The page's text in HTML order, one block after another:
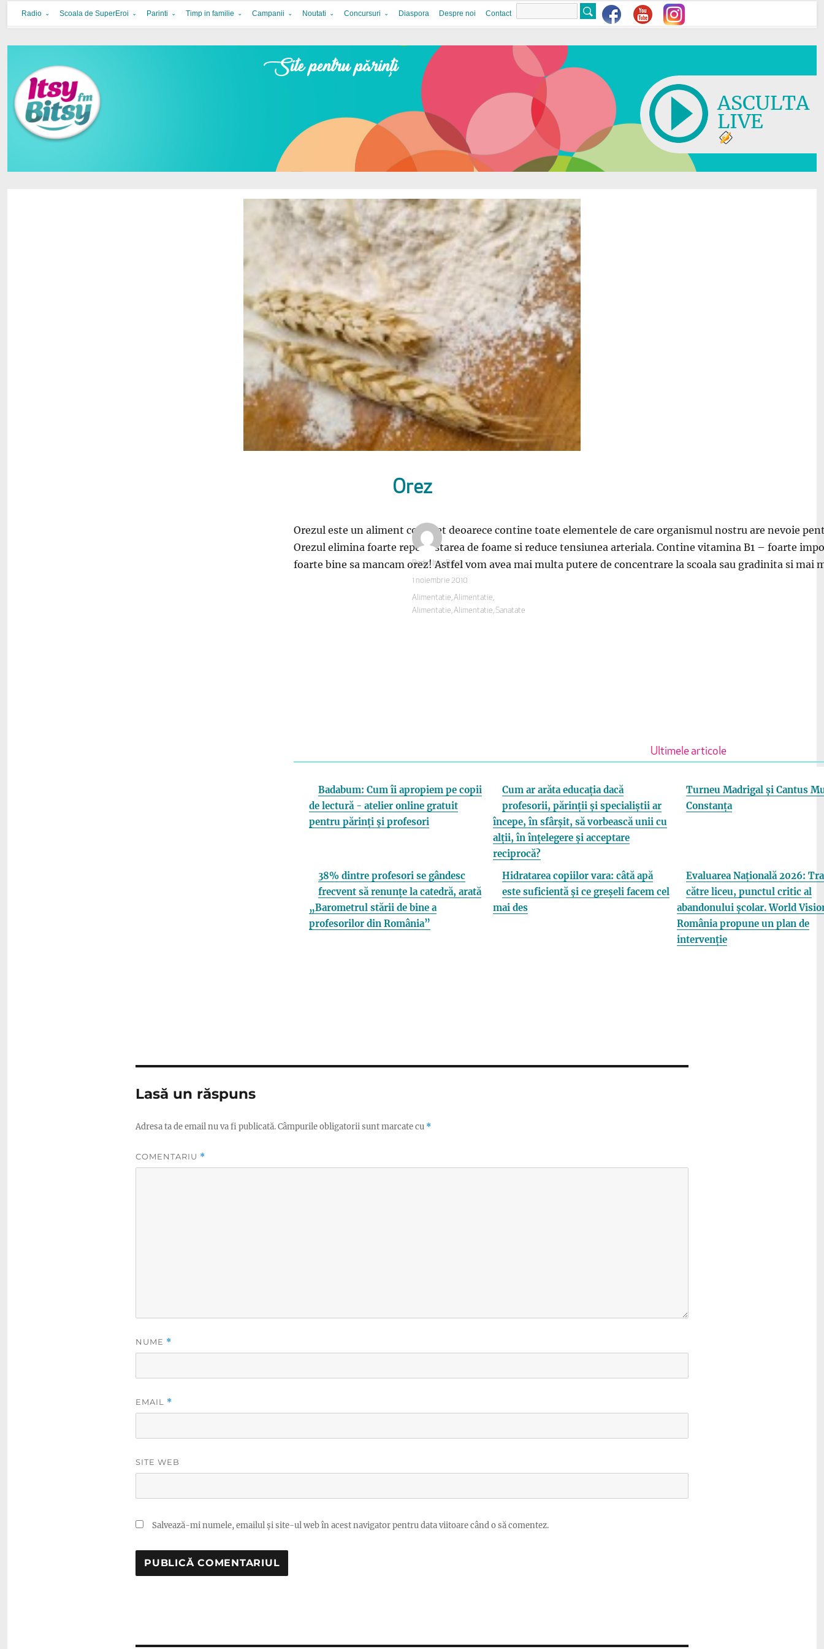
Itsy Bitsy
bucurie in familie
Radio Scoala de SuperEroi Parinti Timp in familie Campanii Noutati Concursuri Diaspora Despre noi Contact
ASCULTA
LIVE
Orez
Orezul este un aliment complet deoarece contine toate elementele de care organismul nostru are nevoie
Orezul elimina foarte repede starea de foame si reduce tensiunea arteriala. Contine vitamina B1 – foarte
foarte bine sa mancam orez! Astfel vom avea mai multa putere de concentrare la scoala sau gradinita si mai
Ultimele articole
Badabum: Cum îi apropiem pe copii
de lectură - atelier online gratuit
pentru părinți și profesori
Cum ar arăta educația dacă
profesorii, părinții și specialiștii ar
începe, în sfârșit, să vorbească unii cu
alții, în înțelegere și acceptare
reciprocă?
Turneu Madrigal și Cantus
Constanța
38% dintre profesori se gândesc
frecvent să renunțe la catedră, arată
„Barometrul stării de bine a
profesorilor din România”
Hidratarea copiilor vara: câtă apă
este suficientă și ce greșeli facem cel
mai des
Evaluarea Națională 2026:
către liceu, punctul critic al
abandonului școlar. World
România propune un plan de
intervenție
Autor
Radio Itsy Bitsy
Publicat
pe
1 noiembrie 2010
Categorii
Alimentatie,Alimentatie,
Alimentatie,Alimentatie,Sanatate
Lasă un răspuns
Adresa ta de email nu va fi publicată.Câmpurile obligatorii sunt marcate cu *
COMENTARIU *
NUME *
EMAIL *
SITE WEB
Salvează-mi numele, emailul și site-ul web în acest navigator pentru data viitoare când o să comentez.